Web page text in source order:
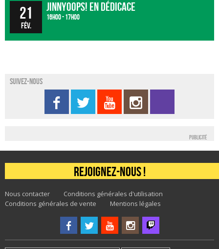
21
fév.
JinnyOops! en dédicace
16h00 - 17h00
Suivez-nous
Publicité
Rejoignez-nous !
Nous contacter
Conditions générales d'utilisation
Conditions générales de vente
Mentions légales